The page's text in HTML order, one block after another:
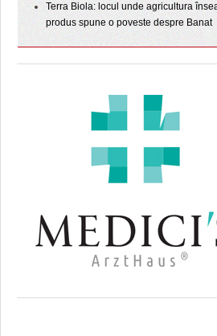
Terra Biola: locul unde agricultura
produs spune o poveste despre Banat